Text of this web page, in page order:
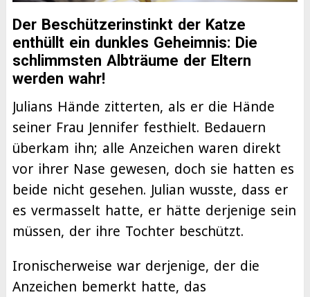
Der Beschützerinstinkt der Katze
enthüllt ein dunkles Geheimnis: Die
schlimmsten Albträume der Eltern
werden wahr!
Julians Hände zitterten, als er die Hände
seiner Frau Jennifer festhielt. Bedauern
überkam ihn; alle Anzeichen waren direkt
vor ihrer Nase gewesen, doch sie hatten es
beide nicht gesehen. Julian wusste, dass er
es vermasselt hatte, er hätte derjenige sein
müssen, der ihre Tochter beschützt.
Ironischerweise war derjenige, der die
Anzeichen bemerkt hatte, das